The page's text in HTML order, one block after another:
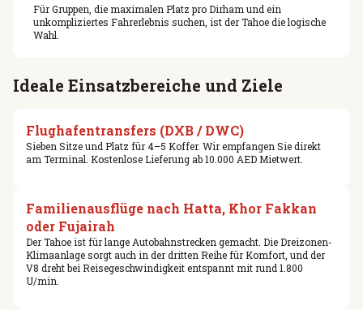
Für Gruppen, die maximalen Platz pro Dirham und ein
unkompliziertes Fahrerlebnis suchen, ist der Tahoe die logische
Wahl.
Ideale Einsatzbereiche und Ziele
Flughafentransfers (DXB / DWC)
Sieben Sitze und Platz für 4–5 Koffer. Wir empfangen Sie direkt
am Terminal. Kostenlose Lieferung ab 10.000 AED Mietwert.
Familienausflüge nach Hatta, Khor Fakkan
oder Fujairah
Der Tahoe ist für lange Autobahnstrecken gemacht. Die Dreizonen-
Klimaanlage sorgt auch in der dritten Reihe für Komfort, und der
V8 dreht bei Reisegeschwindigkeit entspannt mit rund 1.800
U/min.